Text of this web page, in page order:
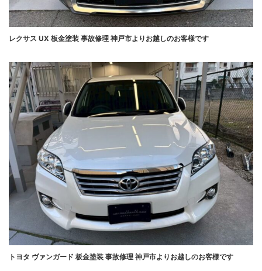
レクサス UX 板金塗装 事故修理 神戸市よりお越しのお客様です
トヨタ ヴァンガード 板金塗装 事故修理 神戸市よりお越しのお客様です